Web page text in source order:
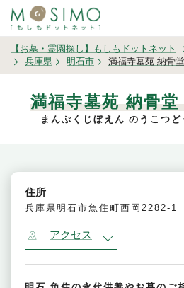
【お墓・霊園探し】もしもドットネット
兵庫県
明石市 満福寺墓苑 納骨
満福寺墓苑 納骨
まんぷくじぼえん のうこつど
住所
兵庫県明石市魚住町西岡2282-1
アクセス